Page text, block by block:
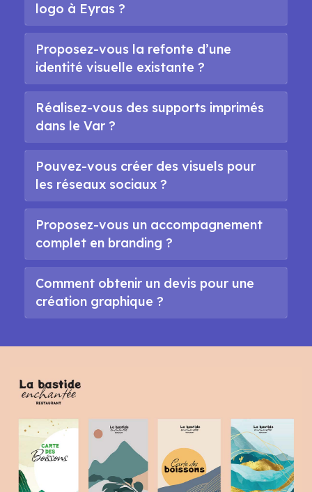
logo à Eyras ?
Proposez-vous la refonte d’une
identité visuelle existante ?
Réalisez-vous des supports imprimés
dans le Var ?
Pouvez-vous créer des visuels pour
les réseaux sociaux ?
Proposez-vous un accompagnement
complet en branding ?
Comment obtenir un devis pour une
création graphique ?